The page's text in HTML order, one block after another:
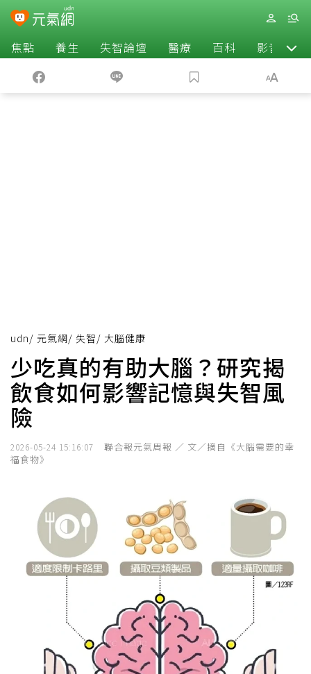
焦點 養生 失智論壇 醫療 百科 影音
udn/ 元氣網/ 失智/ 大腦健康
少吃真的有助大腦？研究揭
飲食如何影響記憶與失智風
險
2026-05-24 15:16:07
聯合報元氣周報 ／ 文／摘自《大腦需要的幸
福食物》